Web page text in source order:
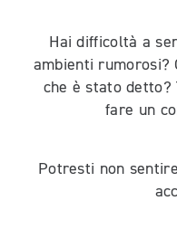
Hai difficoltà a
ambienti rumorosi?
che è stato detto?
fare un
Potresti non